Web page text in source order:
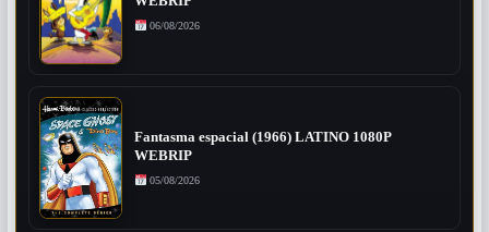
06/08/2026
Fantasma espacial (1966) LATINO 1080P
WEBRIP
05/08/2026